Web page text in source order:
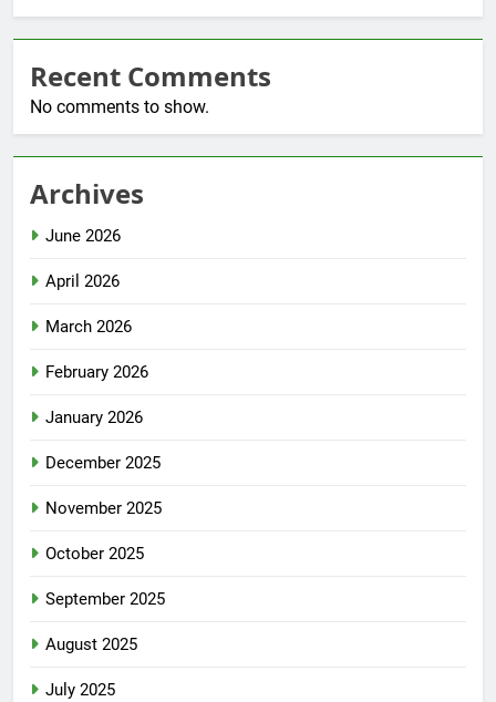
Recent Comments
No comments to show.
Archives
June 2026
April 2026
March 2026
February 2026
January 2026
December 2025
November 2025
October 2025
September 2025
August 2025
July 2025